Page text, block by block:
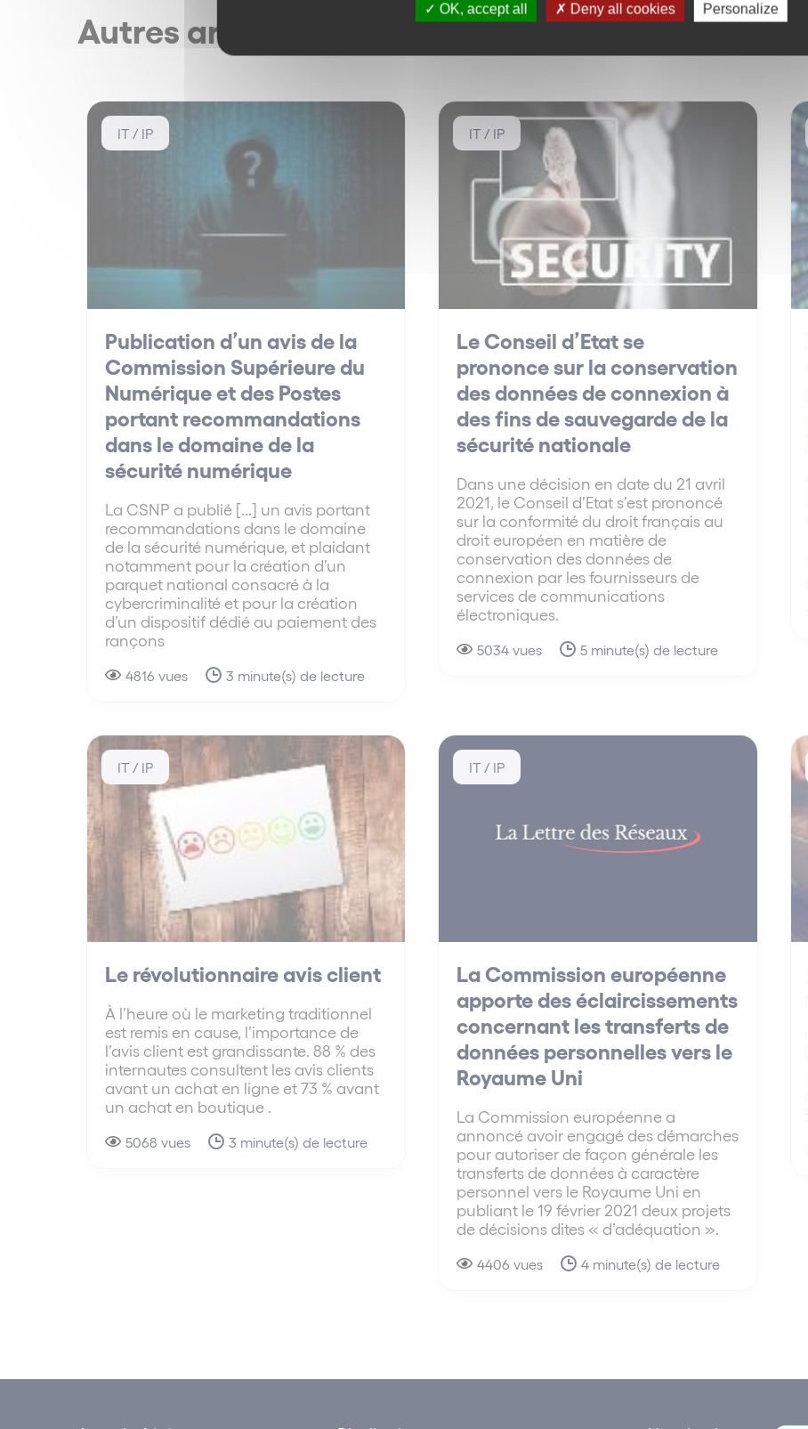
Autres articles
IT / IP
Publication d’un avis de la
Commission Supérieure du
Numérique et des Postes
portant recommandations
dans le domaine de la
sécurité numérique
La CSNP a publié [...] un avis portant
recommandations dans le domaine
de la sécurité numérique, et plaidant
notamment pour la création d’un
parquet national consacré à la
cybercriminalité et pour la création
d’un dispositif dédié au paiement des
rançons
4816 vues 3 minute(s) de lecture
IT / IP
Le Conseil d’Etat se
prononce sur la conservation
des données de connexion à
des fins de sauvegarde de la
sécurité nationale
Dans une décision en date du 21 avril
2021, le Conseil d’Etat s’est prononcé
sur la conformité du droit français au
droit européen en matière de
conservation des données de
connexion par les fournisseurs de
services de communications
électroniques.
5034 vues 5 minute(s) de lecture
IT / IP
Le révolutionnaire avis client
À l’heure où le marketing traditionnel
est remis en cause, l’importance de
l’avis client est grandissante. 88 % des
internautes consultent les avis clients
avant un achat en ligne et 73 % avant
un achat en boutique .
5068 vues 3 minute(s) de lecture
IT / IP
La Commission européenne
apporte des éclaircissements
concernant les transferts de
données personnelles vers le
Royaume Uni
La Commission européenne a
annoncé avoir engagé des démarches
pour autoriser de façon générale les
transferts de données à caractère
personnel vers le Royaume Uni en
publiant le 19 février 2021 deux projets
de décisions dites « d’adéquation ».
4406 vues 4 minute(s) de lecture
OK, accept all Deny all cookies Personalize